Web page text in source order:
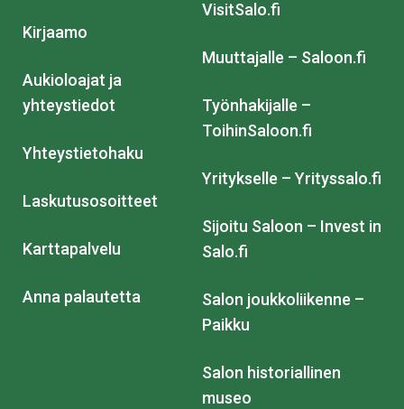
Kirjaamo
Aukioloajat ja
yhteystiedot
Yhteystietohaku
Laskutusosoitteet
Karttapalvelu
Anna palautetta
VisitSalo.fi
Muuttajalle – Saloon.fi
Työnhakijalle –
ToihinSaloon.fi
Yritykselle – Yrityssalo.fi
Sijoitu Saloon – Invest in
Salo.fi
Salon joukkoliikenne –
Paikku
Salon historiallinen
museo